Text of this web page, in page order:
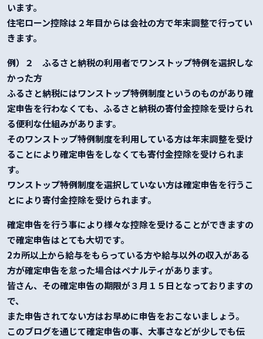
います。
住宅ローン控除は２年目からは会社の方で年末調整で行ってい
きます。
例）２ ふるさと納税の利用者でワンストップ特例を選択しな
かった方
ふるさと納税にはワンストップ特例制度というのものがあり確
定申告を行わなくても、ふるさと納税の寄付金控除を受けられ
る便利な仕組みがあります。
そのワンストップ特例制度を利用している方は年末調整を受け
ることにより確定申告をしなくても寄付金控除を受けられま
す。
ワンストップ特例制度を選択していない方は確定申告を行うこ
とにより寄付金控除を受けられます。
確定申告を行う事により様々な控除を受けることができますの
で確定申告はとても大切です。
2カ所以上から給与をもらっている方や給与以外の収入がある
方が確定申告を怠った場合はペナルティがあります。
皆さん、その確定申告の期限が３月１５日となっておりますの
で、
また申告されてない方はお早めに申告をおこないましょう。
このブログを通じて確定申告の事、大事さなどが少しでも伝